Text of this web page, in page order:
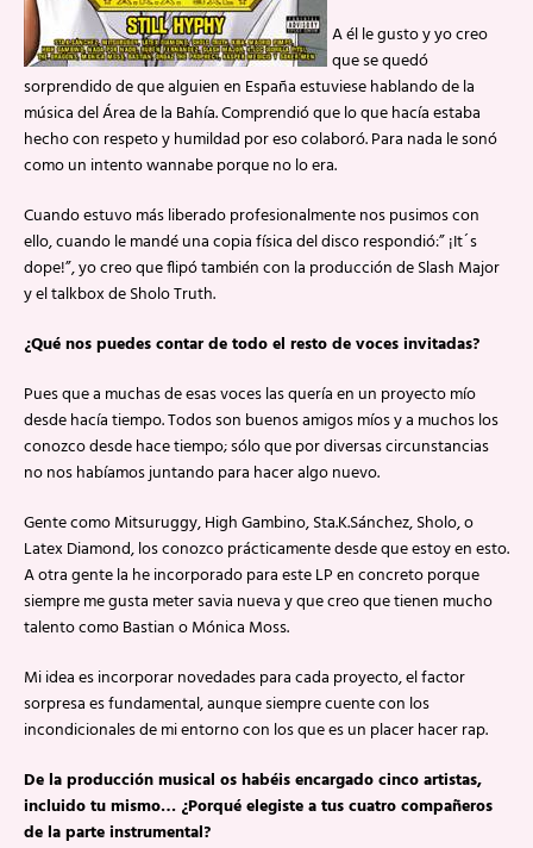
A él le gusto y yo creo
que se quedó
sorprendido de que alguien en España estuviese hablando de la
música del Área de la Bahía. Comprendió que lo que hacía estaba
hecho con respeto y humildad por eso colaboró. Para nada le sonó
como un intento wannabe porque no lo era.
Cuando estuvo más liberado profesionalmente nos pusimos con
ello, cuando le mandé una copia física del disco respondió:” ¡It´s
dope!”, yo creo que flipó también con la producción de Slash Major
y el talkbox de Sholo Truth.
¿Qué nos puedes contar de todo el resto de voces invitadas?
Pues que a muchas de esas voces las quería en un proyecto mío
desde hacía tiempo. Todos son buenos amigos míos y a muchos los
conozco desde hace tiempo; sólo que por diversas circunstancias
no nos habíamos juntando para hacer algo nuevo.
Gente como Mitsuruggy, High Gambino, Sta.K.Sánchez, Sholo, o
Latex Diamond, los conozco prácticamente desde que estoy en esto.
A otra gente la he incorporado para este LP en concreto porque
siempre me gusta meter savia nueva y que creo que tienen mucho
talento como Bastian o Mónica Moss.
Mi idea es incorporar novedades para cada proyecto, el factor
sorpresa es fundamental, aunque siempre cuente con los
incondicionales de mi entorno con los que es un placer hacer rap.
De la producción musical os habéis encargado cinco artistas,
incluido tu mismo… ¿Porqué elegiste a tus cuatro compañeros
de la parte instrumental?